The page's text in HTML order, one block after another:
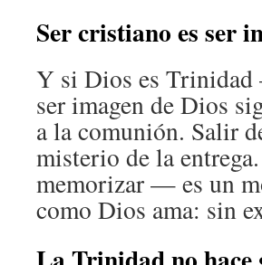
Ser cristiano es ser
Y si Dios es
ser imagen de Dios
a la comunión. Salir
misterio de la
memorizar — es un
como Dios ama: sin